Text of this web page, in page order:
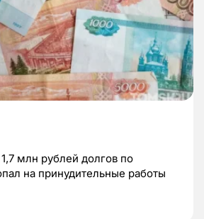
млн рублей долгов по
на принудительные работы